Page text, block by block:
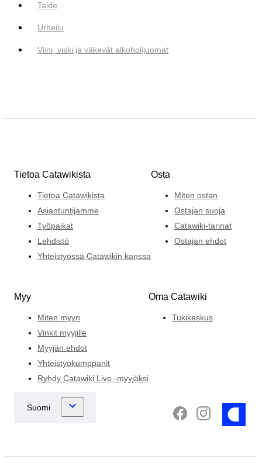
Taide
Urheilu
Viini, viski ja väkevät alkoholijuomat
Tietoa Catawikista
Tietoa Catawikista
Asiantuntijamme
Työpaikat
Lehdistö
Yhteistyössä Catawikin kanssa
Osta
Miten ostan
Ostajan suoja
Catawiki-tarinat
Ostajan ehdot
Myy
Miten myyn
Vinkit myyjille
Myyjän ehdot
Yhteistyökumppanit
Ryhdy Catawiki Live -myyjäksi
Oma Catawiki
Tukikeskus